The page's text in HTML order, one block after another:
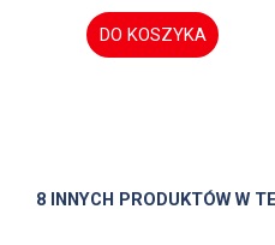
DO KOSZYKA
8 INNYCH PRODUKTÓW W